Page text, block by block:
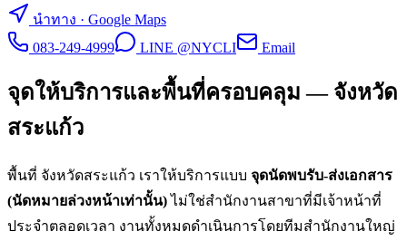
นำทาง · Google Maps
083-249-4999
LINE @NYCLI Email
จุดให้บริการและพื้นที่ครอบคลุม — จังหวัด
สระแก้ว
พื้นที่ จังหวัดสระแก้ว เราให้บริการแบบ จุดนัดพบรับ-ส่งเอกสาร
(นัดหมายล่วงหน้าเท่านั้น) ไม่ใช่สำนักงานสาขาที่มีเจ้าหน้าที่
ประจำตลอดเวลา งานทั้งหมดดำเนินการโดยทีมสำนักงานใหญ่